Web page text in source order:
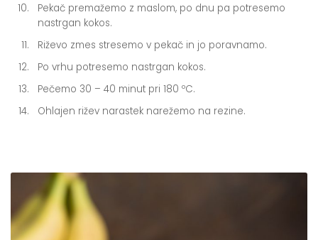
Pekač premažemo z maslom, po dnu pa potresemo
nastrgan kokos.
Riževo zmes stresemo v pekač in jo poravnamo.
Po vrhu potresemo nastrgan kokos.
Pečemo 30 – 40 minut pri 180 ºC.
Ohlajen rižev narastek narežemo na rezine.